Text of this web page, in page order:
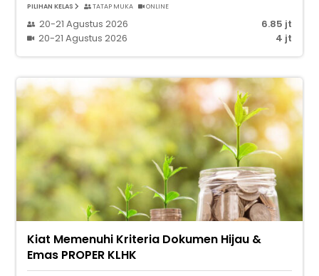
PILIHAN KELAS TATAP MUKA ONLINE
20-21 Agustus 2026
6.85 jt
20-21 Agustus 2026
4 jt
Kiat Memenuhi Kriteria Dokumen Hijau &
Emas PROPER KLHK